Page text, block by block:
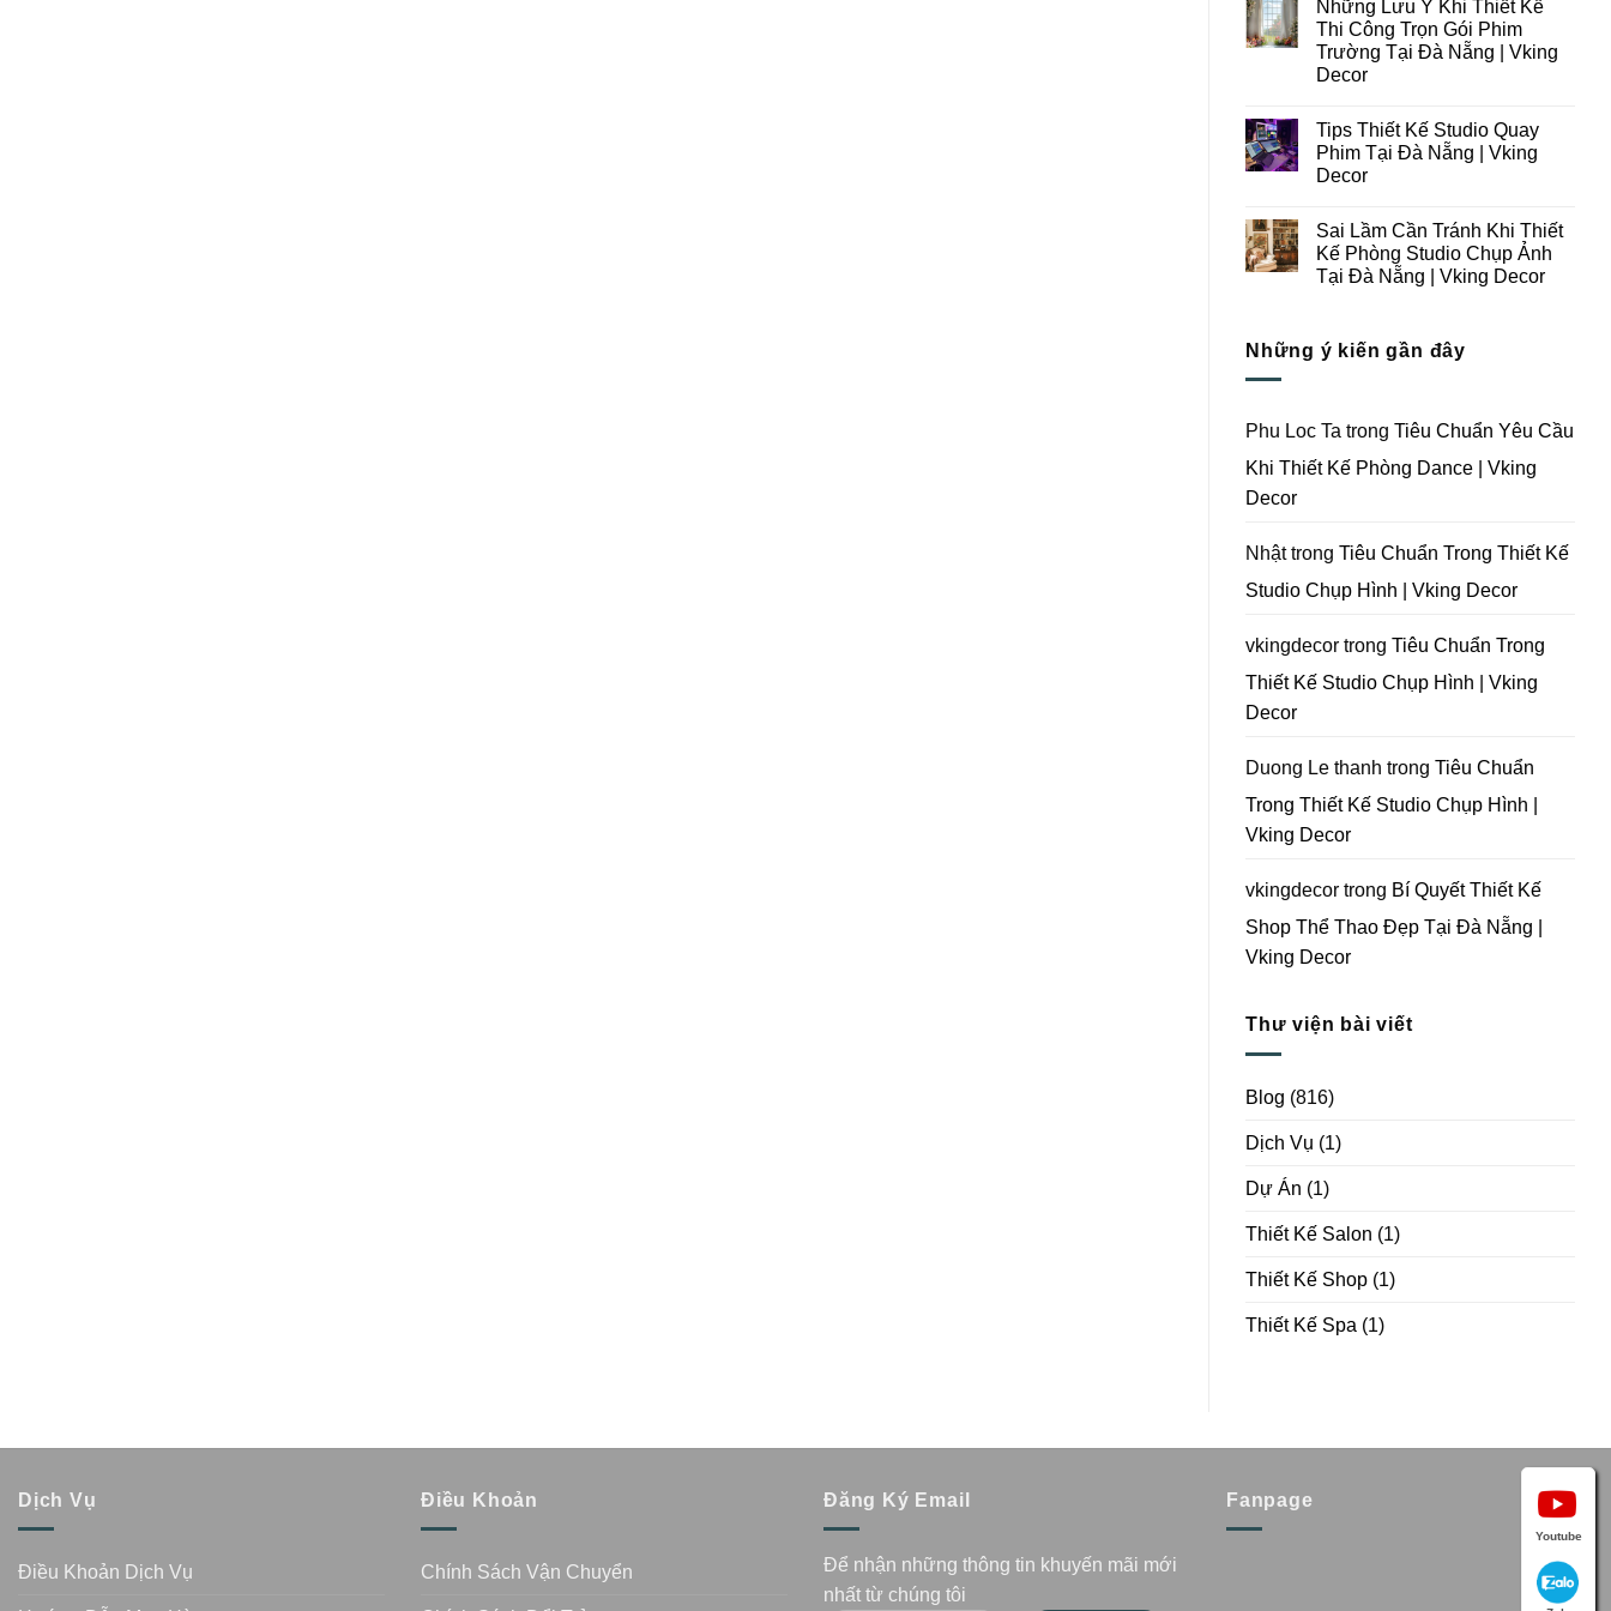
Thi
Công
Studio
Chụp
Ảnh
Tại
Vking
Decor
bình
luận
ở
Những
Lưu
Ý
Kế
Thi
Công
Trọn
Quay
Phim
Tại
Đà
Nẵng
Những Lưu Ý Khi Thiết Kế
Thi Công Trọn Gói Phim
Trường Tại Đà Nẵng | Vking
Decor
bình
luận
ở
Những
Khi
Thiết
Kế
Thi
Công
Trường
Tại
Vking
Decor
Tips Thiết Kế Studio Quay
Phim Tại Đà Nẵng | Vking
Decor
bình
luận
ở
Tips
Quay
Phim
Vking
Sai Lầm Cần Tránh Khi Thiết
Kế Phòng Studio Chụp Ảnh
Tại Đà Nẵng | Vking Decor
luận
ở
Tránh
Khi
Kế
Tại
Đà
Nẵng
|
Những ý kiến gần đây
Phu Loc Ta trong Tiêu Chuẩn Yêu Cầu
Khi Thiết Kế Phòng Dance | Vking
Decor
Nhậttrong Tiêu Chuẩn Trong Thiết Kế
Studio Chụp Hình | Vking Decor
vkingdecor trong Tiêu Chuẩn Trong
Thiết Kế Studio Chụp Hình | Vking
Decor
Duong Le thanh trong Tiêu Chuẩn
Trong Thiết Kế Studio Chụp Hình |
Vking Decor
vkingdecor trong Bí Quyết Thiết Kế
Shop Thể Thao Đẹp Tại Đà Nẵng |
Vking Decor
Thư viện bài viết
Blog (816)
Dịch Vụ (1)
Dự Án (1)
Thiết Kế Salon (1)
Thiết Kế Shop (1)
Thiết Kế Spa (1)
Dịch Vụ
Điều Khoản Dịch Vụ
Điều Khoản
Chính Sách Vận Chuyển
Đăng Ký Email
Để nhận những thông tin khuyến mãi mới
nhất từ chúng tôi
Fanpage
Youtube